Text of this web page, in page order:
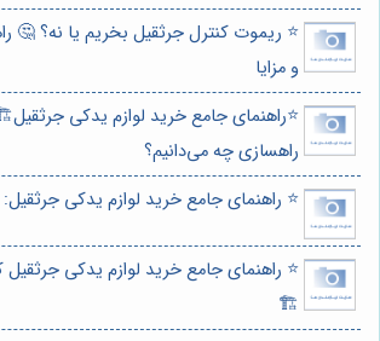
⭐️ ریموت کنترل جرثقیل بخریم یا نه؟ 🤔
و مزایا
⭐️راهنمای جامع خرید لوازم یدکی
راهسازی چه می‌دانیم؟
⭐️ راهنمای جامع خرید لوازم یدکی
⭐️ راهنمای جامع خرید لوازم یدکی جرثقیل
🏗️